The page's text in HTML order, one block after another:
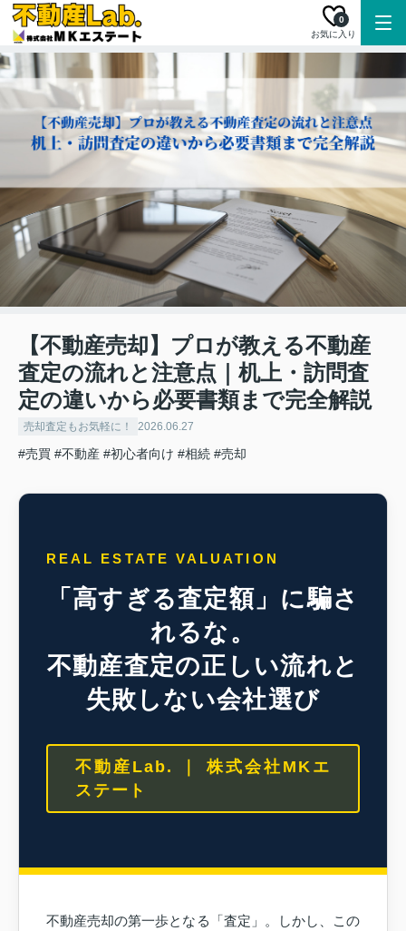
お気に入り
0
【不動産売却】プロが教える不動産
査定の流れと注意点｜机上・訪問査
定の違いから必要書類まで完全解説
売却査定もお気軽に！ 2026.06.27
#売買 #不動産 #初心者向け #相続 #売却
REAL ESTATE VALUATION
「高すぎる査定額」に騙さ
れるな。
不動産査定の正しい流れと
失敗しない会社選び
不動産Lab. ｜ 株式会社MKエ
ステート
不動産売却の第一歩となる「査定」。しかし、この